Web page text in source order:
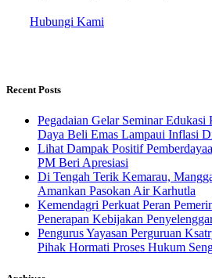
Hubungi Kami
Recent Posts
Pegadaian Gelar Seminar
Daya Beli Emas Lampaui Inflasi
Lihat Dampak Positif
PM Beri Apresiasi
​Di Tengah Terik Kemarau,
Amankan Pasokan Air Karhutla
Kemendagri Perkuat Peran
Penerapan Kebijakan
Pengurus Yayasan Perguruan
Pihak Hormati Proses Hukum